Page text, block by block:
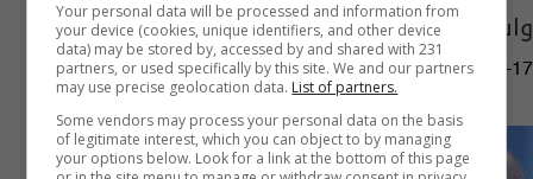
واشنطن وطهران
12:44 | 2026-01-17
Your personal data will be processed and information from
your device (cookies, unique identifiers, and other device
data) may be stored by, accessed by and shared with 231
partners, or used specifically by this site. We and our partners
may use precise geolocation data. List of partners.
Some vendors may process your personal data on the basis
of legitimate interest, which you can object to by managing
your options below. Look for a link at the bottom of this page